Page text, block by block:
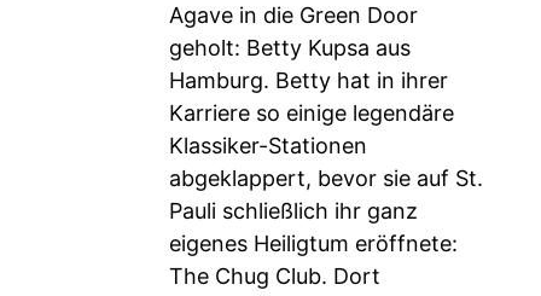
Agave in die Green Door
geholt: Betty Kupsa aus
Hamburg. Betty hat in ihrer
Karriere so einige legendäre
Klassiker-Stationen
abgeklappert, bevor sie auf St.
Pauli schließlich ihr ganz
eigenes Heiligtum eröffnete:
The Chug Club. Dort